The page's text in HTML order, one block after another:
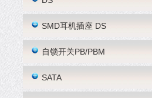
SMD耳机插座 DS
自锁开关PB/PBM
SATA